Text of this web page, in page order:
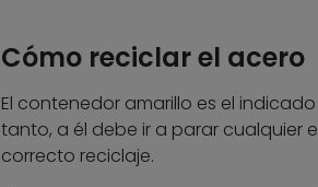
Cómo reciclar el acero
El contenedor amarillo es el
tanto, a él debe ir a parar cualquier
correcto reciclaje.